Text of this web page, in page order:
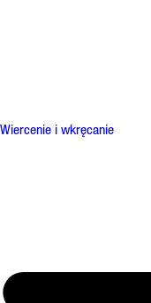
Wiercenie i wkręcanie